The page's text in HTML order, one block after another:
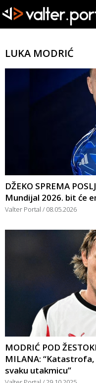
LUKA MODRIĆ
DŽEKO SPREMA
Mundijal 2026. bit će
Valter Portal 08.05.2026
MODRIĆ POD
MILANA:
svaku utakmicu”